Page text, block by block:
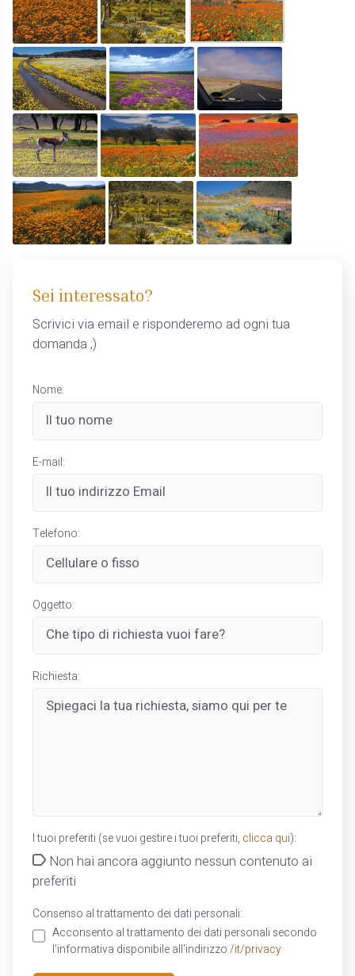
Sei interessato?
Scrivici via email e risponderemo ad ogni tua
domanda ;)
Nome:
E-mail:
Telefono:
Oggetto:
Richiesta:
I tuoi preferiti (se vuoi gestire i tuoi preferiti, clicca qui):
Non hai ancora aggiunto nessun contenuto ai
preferiti
Consenso al trattamento dei dati personali:
Acconsento al trattamento dei dati personali secondo
l'informativa disponibile all'indirizzo /it/privacy